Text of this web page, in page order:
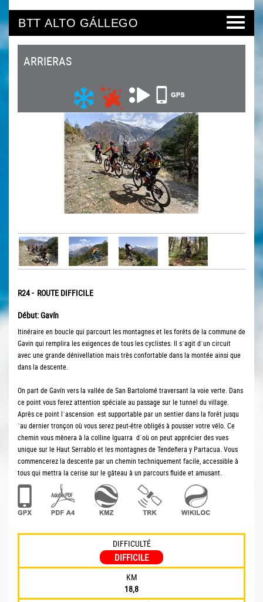
BTT ALTO GÁLLEGO
ARRIERAS
R24 - ROUTE DIFFICILE
Début: Gavín
Itinéraire en boucle qui parcourt les montagnes et les forêts de la commune de
Gavin qui remplira les exigences de tous les cyclistes. Il s´agit d´un circuit
avec une grande dénivellation mais très confortable dans la montée ainsi que
dans la descente.
On part de Gavín vers la vallée de San Bartolomé traversant la voie verte. Dans
ce point vous ferez attention spéciale au passage sur le tunnel du village.
Après ce point l´ascension est supportable par un sentier dans la forêt jusqu
´au dernier tronçon où vous serez peut-être obligés à pousser votre vélo. Ce
chemin vous mènera à la colline Iguarra d´où on peut apprécier des vues
unique sur le Haut Serrablo et les montagnes de Tendeñera y Partacua. Vous
commencerez la descente par un chemin techniquement facile, accessible à
tous qui mettra la cerise sur le gâteau à un parcours fluide et amusant.
DIFFICULTÉ
DIFFICILE
KM
18,8